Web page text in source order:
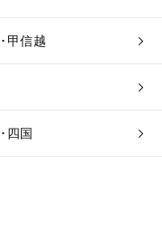
甲信越
四国